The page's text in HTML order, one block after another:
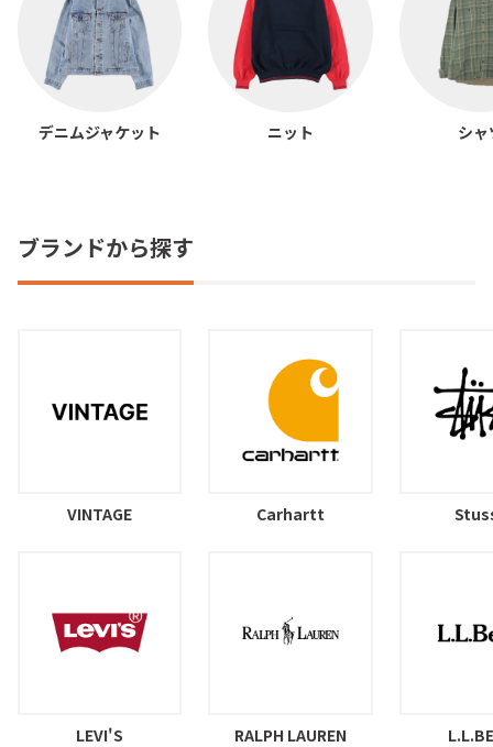
デニムジャケット ニット シャ
ブランドから探す
VINTAGE Carhartt
LEVI'S RALPH LAUREN